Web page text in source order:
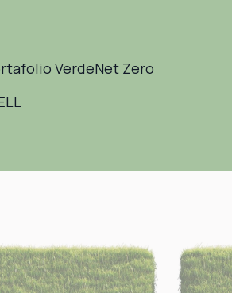
VerdeNet Zero